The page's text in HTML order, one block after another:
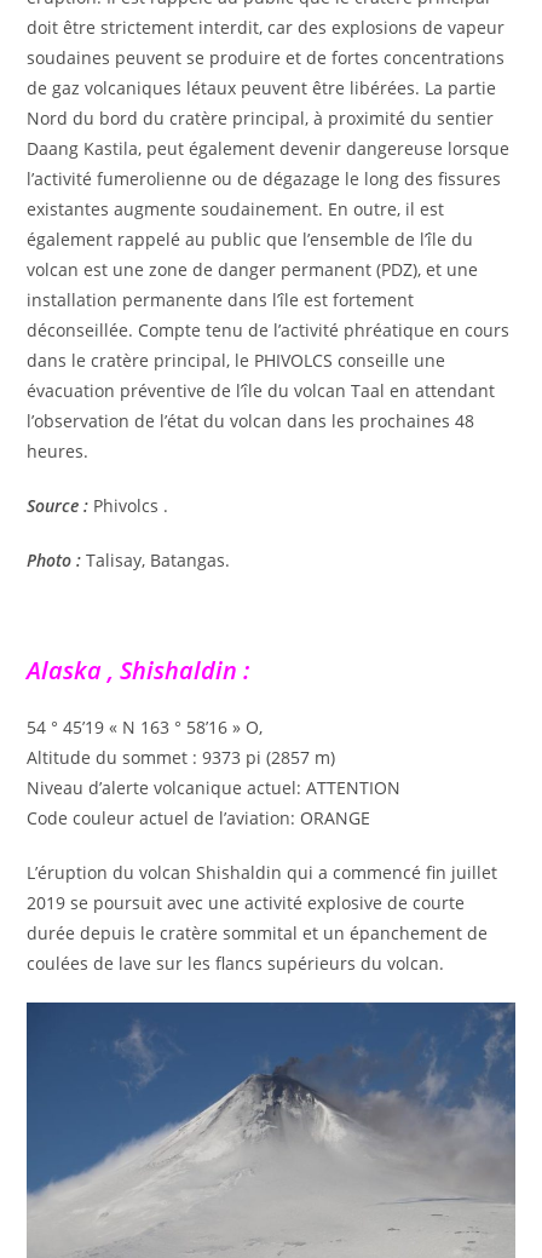
doit être strictement interdit, car des explosions de vapeur
soudaines peuvent se produire et de fortes concentrations
de gaz volcaniques létaux peuvent être libérées. La partie
Nord du bord du cratère principal, à proximité du sentier
Daang Kastila, peut également devenir dangereuse lorsque
l’activité fumerolienne ou de dégazage le long des fissures
existantes augmente soudainement. En outre, il est
également rappelé au public que l’ensemble de l’île du
volcan est une zone de danger permanent (PDZ), et une
installation permanente dans l’île est fortement
déconseillée. Compte tenu de l’activité phréatique en cours
dans le cratère principal, le PHIVOLCS conseille une
évacuation préventive de l’île du volcan Taal en attendant
l’observation de l’état du volcan dans les prochaines 48
heures.
Source : Phivolcs .
Photo : Talisay, Batangas.
Alaska , Shishaldin :
54 ° 45’19 « N 163 ° 58’16 » O,
Altitude du sommet : 9373 pi (2857 m)
Niveau d’alerte volcanique actuel: ATTENTION
Code couleur actuel de l’aviation: ORANGE
L’éruption du volcan Shishaldin qui a commencé fin juillet
2019 se poursuit avec une activité explosive de courte
durée depuis le cratère sommital et un épanchement de
coulées de lave sur les flancs supérieurs du volcan.